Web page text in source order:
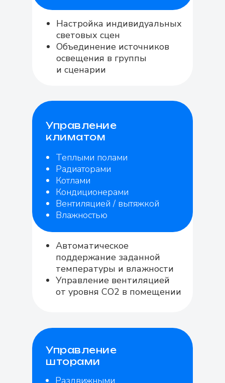
Настройка индивидуальных
световых сцен
Объединение источников
освещения в группы
и сценарии
Управление
шторами
Раздвижными
Управление
климатом
Теплыми полами
Радиаторами
Котлами
Кондиционерами
Вентиляцией / вытяжкой
Влажностью
Автоматическое
поддержание заданной
температуры и влажности
Управление вентиляцией
от уровня СО2 в помещении